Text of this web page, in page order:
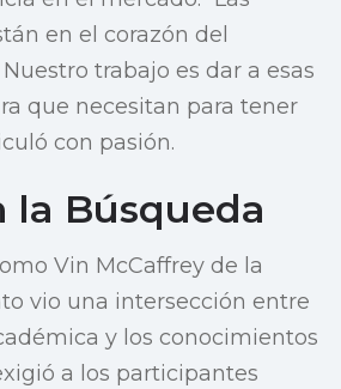
en el corazón del
trabajo es dar a esas
que necesitan para tener
con pasión.
la Búsqueda
Vin McCaffrey de la
vio una intersección entre
y los conocimientos
a los participantes